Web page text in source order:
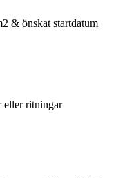
& önskat startdatum
eller ritningar